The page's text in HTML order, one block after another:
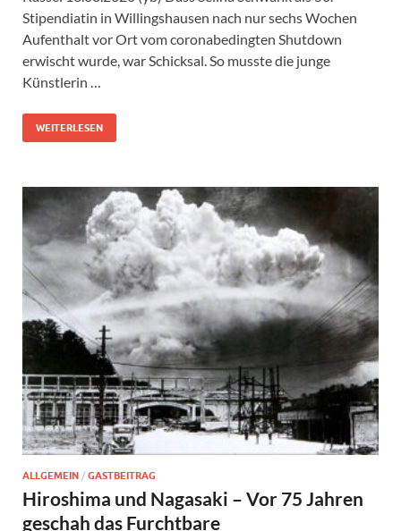
Stipendiatin in Willingshausen nach nur sechs Wochen
Aufenthalt vor Ort vom coronabedingten Shutdown
erwischt wurde, war Schicksal. So musste die junge
Künstlerin …
WEITERLESEN
ALLGEMEIN / GASTBEITRAG
Hiroshima und Nagasaki – Vor 75 Jahren
geschah das Furchtbare